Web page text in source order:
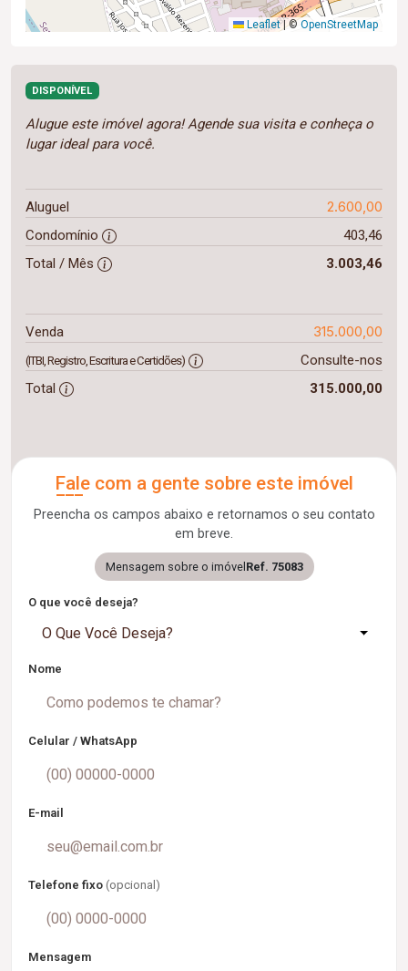
Leaflet © OpenStreetMap
DISPONÍVEL
Alugue este imóvel agora! Agende sua visita e conheça o
lugar ideal para você.
Aluguel 2.600,00
Condomínio
403,46
Total / Mês
3.003,46
Venda 315.000,00
(ITBI, Registro, Escritura e Certidões)
Consulte-nos
Total
315.000,00
Fale com a gente sobre este imóvel
Preencha os campos abaixo e retornamos o seu contato
em breve.
Mensagem sobre o imóvel Ref. 75083
O que você deseja?
O Que Você Deseja?
Nome
Celular / WhatsApp
E-mail
Telefone fixo (opcional)
Mensagem